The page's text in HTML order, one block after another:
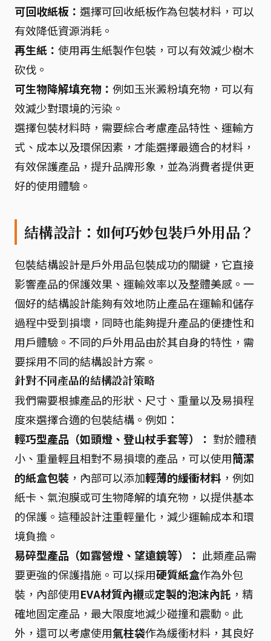
可回收紙板： 選擇可回收紙板作為包裝材料，可以
有效降低資源消耗。
再生紙： 使用再生紙製作包裝，可以有效減少樹木
砍伐。
可生物降解填充物： 例如玉米澱粉填充物，可以有
效減少對環境的污染。
選擇包裝材料時，需要綜合考慮產品特性、運輸方
式、成本以及環保因素，才能選擇最適合的材料，
有效保護產品，提升品牌形象，並為消費者提供更
好的使用體驗。
結構設計：如何巧妙包裝戶外用品？
包裝結構設計是戶外用品包裝成功的關鍵，它直接
影響產品的保護效果、運輸效率以及整體美感。一
個好的結構設計能夠有效地防止產品在運輸和儲存
過程中受到損壞，同時也能夠提升產品的便捷性和
用戶體驗。不同的戶外用品由於其自身的特性，需
要採用不同的結構設計方案。
針對不同產品的結構設計策略
我們需要根據產品的形狀、尺寸、重量以及易損程
度來選擇合適的包裝結構。例如：
輕巧型產品（如頭燈、登山杖手套等）： 對於體積
小、重量輕且相對不易損壞的產品，可以使用簡潔
的紙盒包裝 ，內部可以添加輕薄的緩衝材料 ，例如
紙卡、氣泡膜或可生物降解的填充物，以提供基本
的保護。這種設計注重輕量化，減少運輸成本和環
境負擔。
易碎型產品（如露營燈、望遠鏡等）： 此類產品需
要更強的保護措施。可以採用硬質紙盒作為外包
裝，內部使用EVA材質內襯或定製的泡沫內託 ，精
確地固定產品，最大限度地減少碰撞和震動。此
外，還可以考慮使用氣柱袋作為緩衝材料，其良好